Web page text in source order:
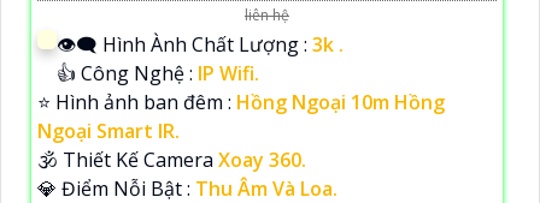
liên hệ
👁️‍🗨 Hình Ành Chất Lượng : 3k .
👍 Công Nghệ : IP Wifi.
⭐ Hình ảnh ban đêm : Hồng Ngoại 10m Hồng
Ngoại Smart IR.
🕉️ Thiết Kế Camera Xoay 360.
️💎 Điểm Nỗi Bật : Thu Âm Và Loa.